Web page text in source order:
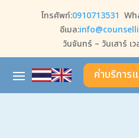
โทรศัพท์:0910713531
อีเมล:
วันจันทร์ – วันเสาร์ เ
ค่าบริการ